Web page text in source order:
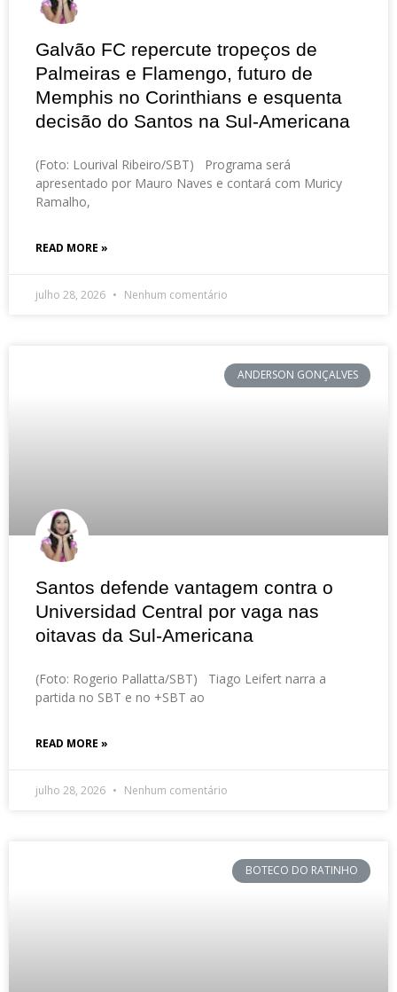
Galvão FC repercute tropeços de
Palmeiras e Flamengo, futuro de
Memphis no Corinthians e esquenta
decisão do Santos na Sul-Americana
(Foto: Lourival Ribeiro/SBT) Programa será
apresentado por Mauro Naves e contará com Muricy
Ramalho,
READ MORE »
julho 28, 2026 Nenhum comentário
ANDERSON GONÇALVES
Santos defende vantagem contra o
Universidad Central por vaga nas
oitavas da Sul-Americana
(Foto: Rogerio Pallatta/SBT) Tiago Leifert narra a
partida no SBT e no +SBT ao
READ MORE »
julho 28, 2026 Nenhum comentário
BOTECO DO RATINHO